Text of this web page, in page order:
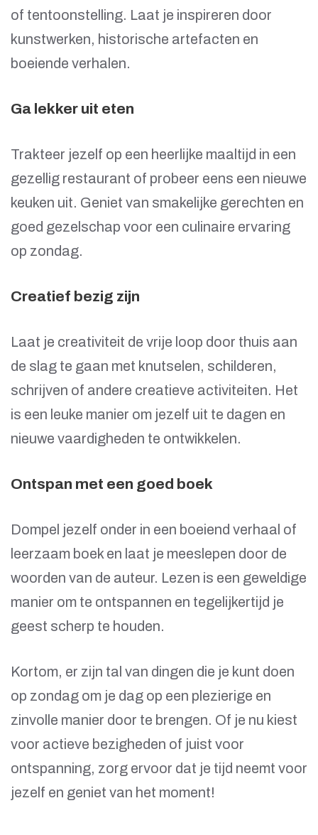
of tentoonstelling. Laat je inspireren door
kunstwerken, historische artefacten en
boeiende verhalen.
Ga lekker uit eten
Trakteer jezelf op een heerlijke maaltijd in een
gezellig restaurant of probeer eens een nieuwe
keuken uit. Geniet van smakelijke gerechten en
goed gezelschap voor een culinaire ervaring
op zondag.
Creatief bezig zijn
Laat je creativiteit de vrije loop door thuis aan
de slag te gaan met knutselen, schilderen,
schrijven of andere creatieve activiteiten. Het
is een leuke manier om jezelf uit te dagen en
nieuwe vaardigheden te ontwikkelen.
Ontspan met een goed boek
Dompel jezelf onder in een boeiend verhaal of
leerzaam boek en laat je meeslepen door de
woorden van de auteur. Lezen is een geweldige
manier om te ontspannen en tegelijkertijd je
geest scherp te houden.
Kortom, er zijn tal van dingen die je kunt doen
op zondag om je dag op een plezierige en
zinvolle manier door te brengen. Of je nu kiest
voor actieve bezigheden of juist voor
ontspanning, zorg ervoor dat je tijd neemt voor
jezelf en geniet van het moment!